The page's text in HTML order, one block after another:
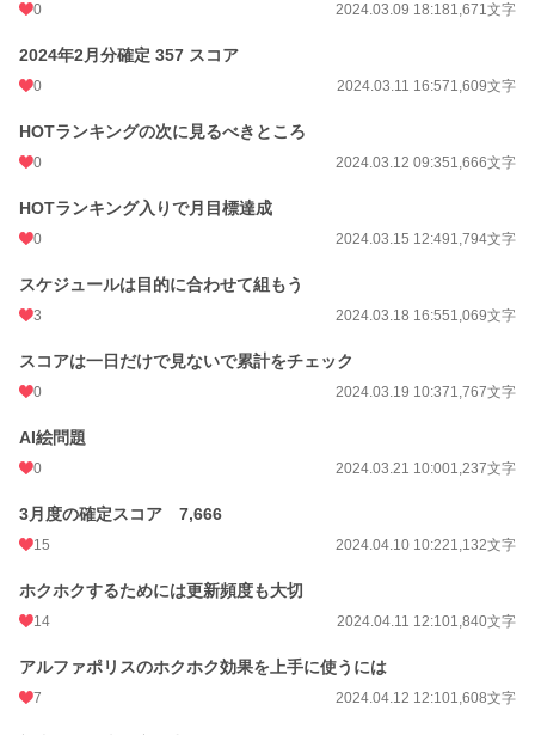
0 2024.03.09 18:181,671文字
2024年2月分確定 357 スコア
0 2024.03.11 16:571,609文字
HOTランキングの次に見るべきところ
0 2024.03.12 09:351,666文字
HOTランキング入りで月目標達成
0 2024.03.15 12:491,794文字
スケジュールは目的に合わせて組もう
3 2024.03.18 16:551,069文字
スコアは一日だけで見ないで累計をチェック
0 2024.03.19 10:371,767文字
AI絵問題
0 2024.03.21 10:001,237文字
3月度の確定スコア 7,666
15 2024.04.10 10:221,132文字
ホクホクするためには更新頻度も大切
14 2024.04.11 12:101,840文字
アルファポリスのホクホク効果を上手に使うには
7 2024.04.12 12:101,608文字